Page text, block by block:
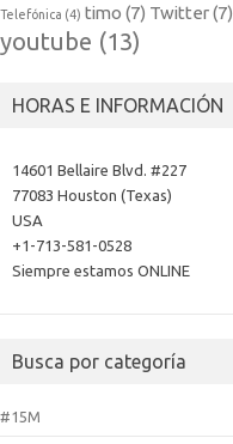
Telefónica (4) timo (7) Twitter(7)
youtube (13)
HORAS E INFORMACIÓN
14601 Bellaire Blvd. #227
77083 Houston (Texas)
USA
+1-713-581-0528
Siempre estamos ONLINE
Busca por categoría
#15M